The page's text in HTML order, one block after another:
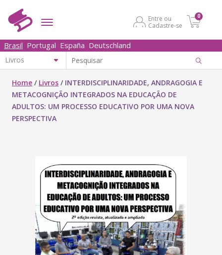
Entre ou
Cadastre-se
0
Brasil Portugal España Deutschland
Home / Livros / INTERDISCIPLINARIDADE, ANDRAGOGIA E
METACOGNIÇÃO INTEGRADOS NA EDUCAÇÃO DE
ADULTOS: UM PROCESSO EDUCATIVO POR UMA NOVA
PERSPECTIVA